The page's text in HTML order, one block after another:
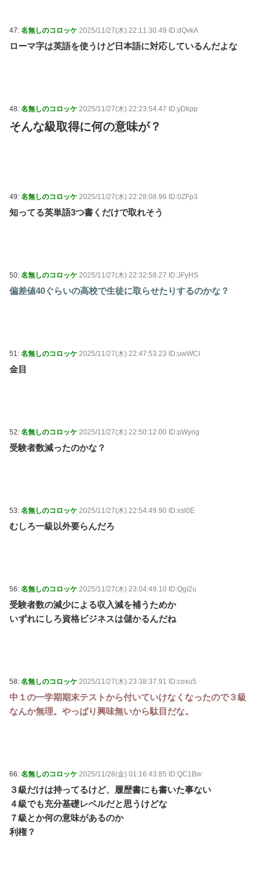
47: 名無しのコロッケ 2025/11/27(木) 22:11:30.49 ID:dQvkA
ローマ字は英語を使うけど日本語に対応しているんだよな
48: 名無しのコロッケ 2025/11/27(木) 22:23:54.47 ID:yDkpp
そんな級取得に何の意味が？
49: 名無しのコロッケ 2025/11/27(木) 22:28:08.96 ID:0ZFp3
知ってる英単語3つ書くだけで取れそう
50: 名無しのコロッケ 2025/11/27(木) 22:32:58.27 ID:JFyHS
偏差値40ぐらいの高校で生徒に取らせたりするのかな？
51: 名無しのコロッケ 2025/11/27(木) 22:47:53.23 ID:uwWCI
金目
52: 名無しのコロッケ 2025/11/27(木) 22:50:12.00 ID:pWyog
受験者数減ったのかな？
53: 名無しのコロッケ 2025/11/27(木) 22:54:49.90 ID:xsl0E
むしろ一級以外要らんだろ
56: 名無しのコロッケ 2025/11/27(木) 23:04:49.10 ID:QgI2u
受験者数の減少による収入減を補うためか
いずれにしろ資格ビジネスは儲かるんだね
58: 名無しのコロッケ 2025/11/27(木) 23:38:37.91 ID:coxu5
中１の一学期期末テストから付いていけなくなったので３級
なんか無理。やっぱり興味無いから駄目だな。
66: 名無しのコロッケ 2025/11/28(金) 01:16:43.85 ID:QC1Bw
３級だけは持ってるけど、履歴書にも書いた事ない
４級でも充分基礎レベルだと思うけどな
７級とか何の意味があるのか
利権？